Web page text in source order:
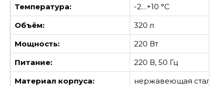
Температура:
-2…+10 °С
Объём:
320 л
Мощность:
220 Вт
Питание:
220 В, 50 Гц
Материал корпуса:
нержавеющая сталь